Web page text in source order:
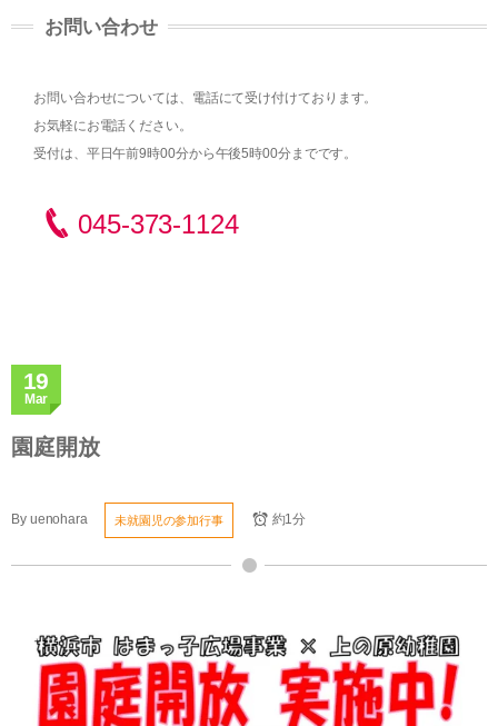
お問い合わせ
お問い合わせについては、電話にて受け付けております。
お気軽にお電話ください。
受付は、平日午前9時00分から午後5時00分までです。
045-373-1124
19
Mar
園庭開放
By uenohara 未就園児の参加行事 約1分